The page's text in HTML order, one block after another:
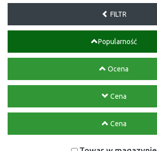
FILTR
Popularność
Ocena
Cena
Cena